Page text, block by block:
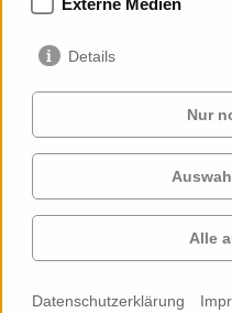
Services
Cases
Profil
Details
Nur
Alle
Datenschutzerklärung